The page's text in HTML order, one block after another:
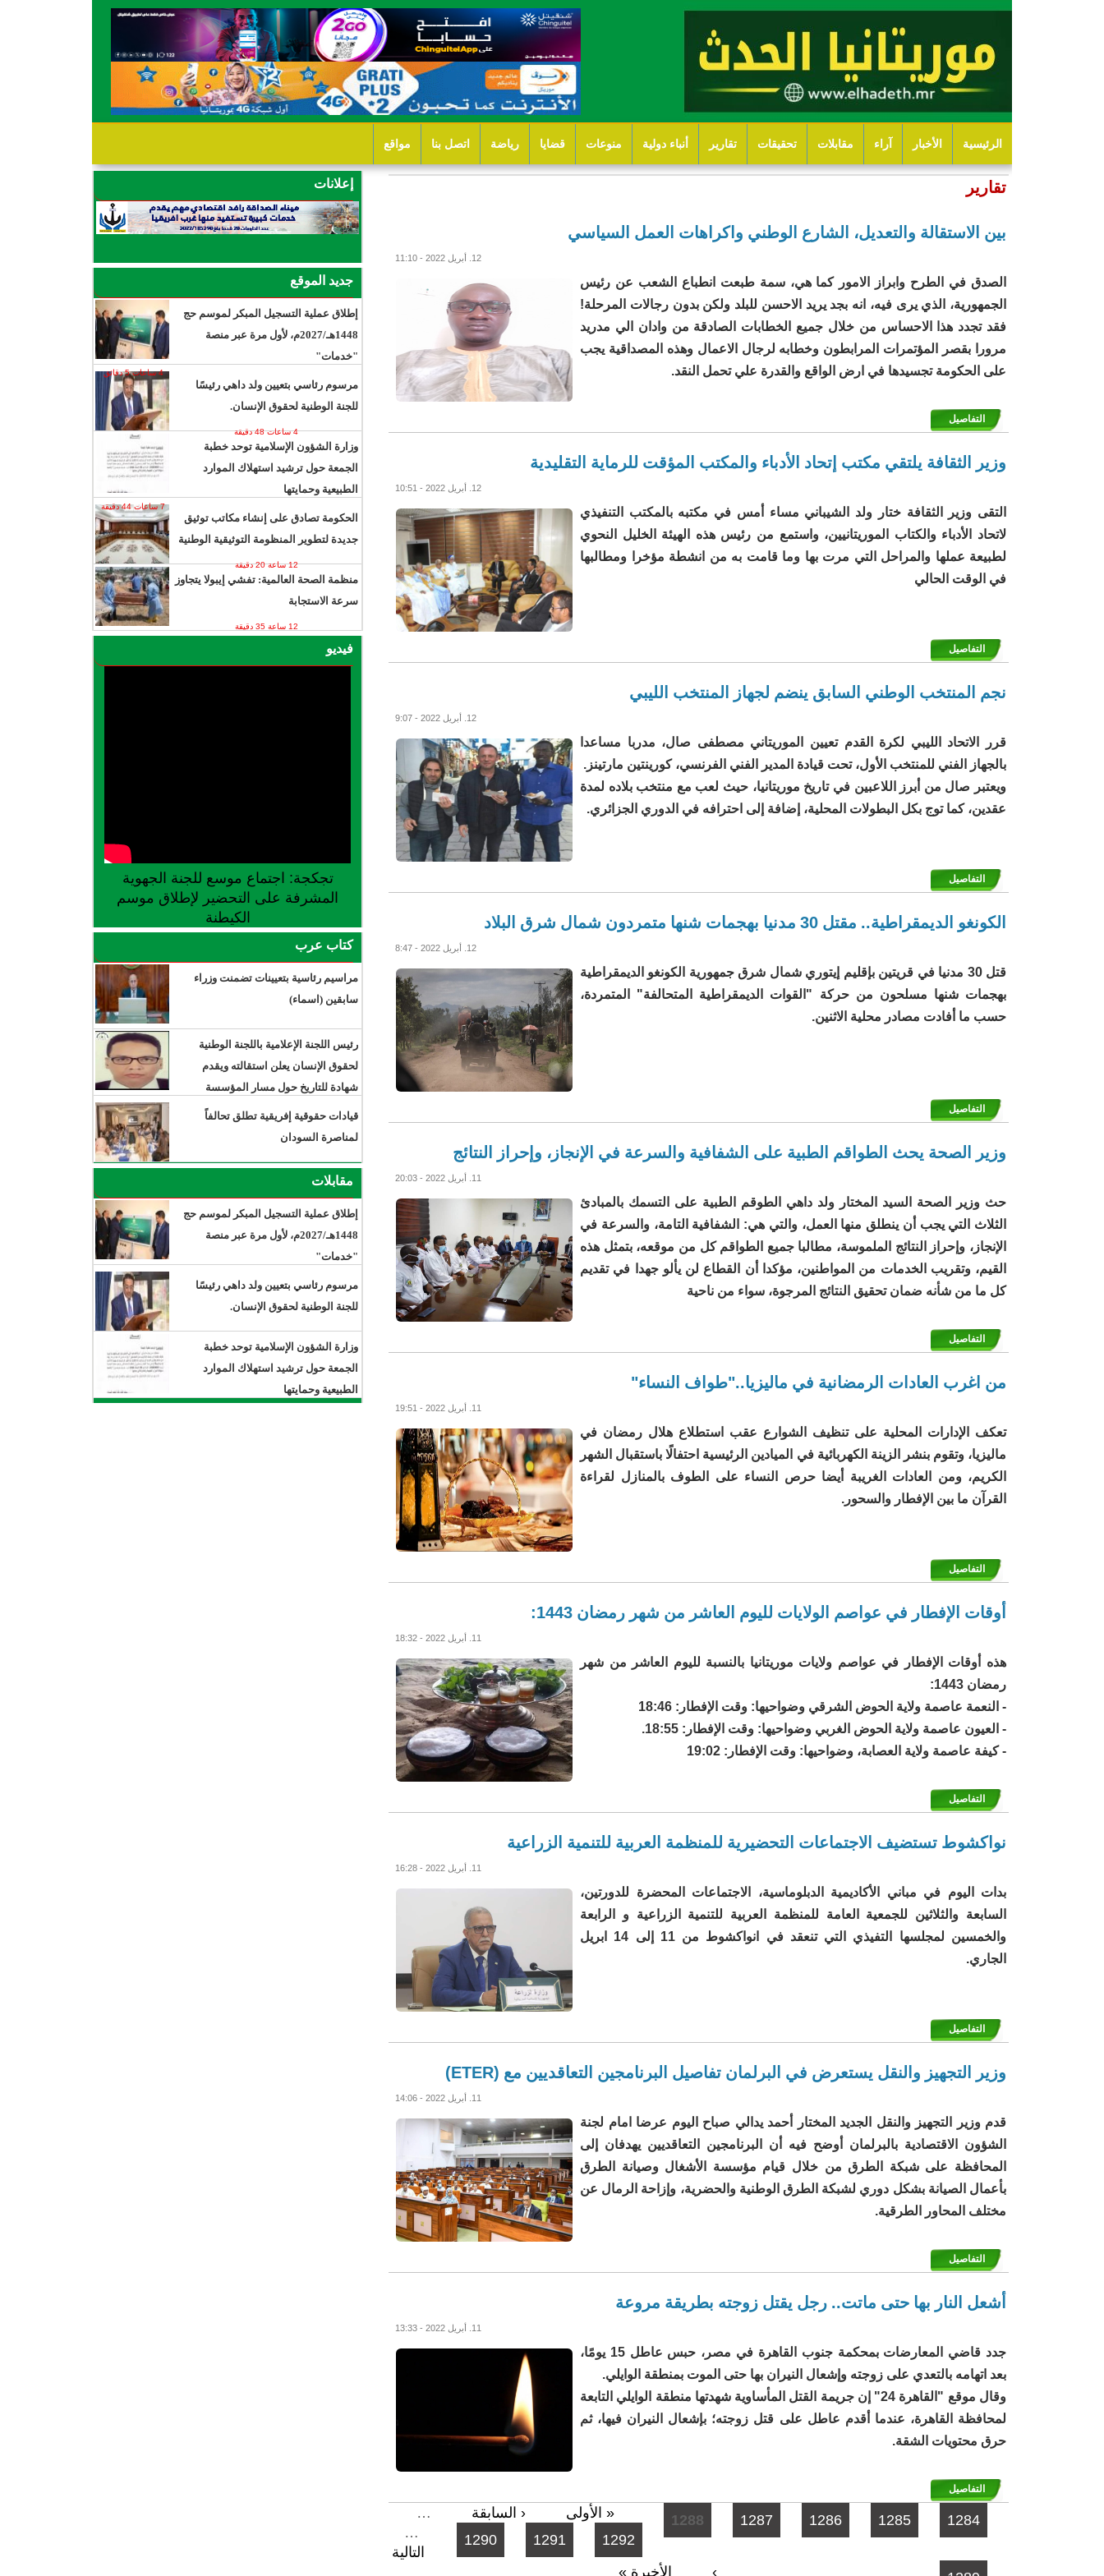
الرئيسية الأخبار آراء مقابلات تحقيقات تقارير أنباء دولية منوعات قضايا رياضة اتصل بنا مواقع
تقارير
بين الاستقالة والتعديل، الشارع الوطني واكراهات العمل السياسي
12. أبريل 2022 - 11:10
الصدق في الطرح وابراز الامور كما هي، سمة طبعت انطباع الشعب عن رئيس
الجمهورية، الذي يرى فيه، انه بجد يريد الاحسن للبلد ولكن بدون رجالات المرحلة!
فقد تجدد هذا الاحساس من خلال جميع الخطابات الصادقة من وادان الي مدريد
مرورا بقصر المؤتمرات المرابطون وخطابه لرجال الاعمال وهذه المصداقية يجب
على الحكومة تجسيدها في ارض الواقع والقدرة علي تحمل النقد.
التفاصيل
وزير الثقافة يلتقي مكتب إتحاد الأدباء والمكتب المؤقت للرماية التقليدية
12. أبريل 2022 - 10:51
التقى وزير الثقافة ختار ولد الشيباني مساء أمس في مكتبه بالمكتب التنفيذي
لاتحاد الأدباء والكتاب الموريتانيين، واستمع من رئيس هذه الهيئة الخليل النحوي
لطبيعة عملها والمراحل التي مرت بها وما قامت به من انشطة مؤخرا ومطالبها
في الوقت الحالي
التفاصيل
نجم المنتخب الوطني السابق ينضم لجهاز المنتخب الليبي
12. أبريل 2022 - 9:07
قرر الاتحاد الليبي لكرة القدم تعيين الموريتاني مصطفى صال، مدربا مساعدا
بالجهاز الفني للمنتخب الأول، تحت قيادة المدير الفني الفرنسي، كورينتين مارتينز.
ويعتبر صال من أبرز اللاعبين في تاريخ موريتانيا، حيث لعب مع منتخب بلاده لمدة
عقدين، كما توج بكل البطولات المحلية، إضافة إلى احترافه في الدوري الجزائري.
التفاصيل
الكونغو الديمقراطية.. مقتل 30 مدنيا بهجمات شنها متمردون شمال شرق البلاد
12. أبريل 2022 - 8:47
قتل 30 مدنيا في قريتين بإقليم إيتوري شمال شرق جمهورية الكونغو الديمقراطية
بهجمات شنها مسلحون من حركة "القوات الديمقراطية المتحالفة" المتمردة،
حسب ما أفادت مصادر محلية الاثنين.
التفاصيل
وزير الصحة يحث الطواقم الطبية على الشفافية والسرعة في الإنجاز، وإحراز النتائج
11. أبريل 2022 - 20:03
حث وزير الصحة السيد المختار ولد داهي الطوقم الطبية على التسمك بالمبادئ
الثلاث التي يجب أن ينطلق منها العمل، والتي هي: الشفافية التامة، والسرعة في
الإنجاز، وإحراز النتائج الملموسة، مطالبا جميع الطواقم كل من موقعه، بتمثل هذه
القيم، وتقريب الخدمات من المواطنين، مؤكدا أن القطاع لن يألو جهدا في تقديم
كل ما من شأنه ضمان تحقيق النتائج المرجوة، سواء من ناحية
التفاصيل
من اغرب العادات الرمضانية في ماليزيا.."طواف النساء"
11. أبريل 2022 - 19:51
تعكف الإدارات المحلية على تنظيف الشوارع عقب استطلاع هلال رمضان في
ماليزيا، وتقوم بنشر الزينة الكهربائية في الميادين الرئيسية احتفالًا باستقبال الشهر
الكريم، ومن العادات الغريبة أيضا حرص النساء على الطوف بالمنازل لقراءة
القرآن ما بين الإفطار والسحور.
التفاصيل
أوقات الإفطار في عواصم الولايات لليوم العاشر من شهر رمضان 1443:
11. أبريل 2022 - 18:32
هذه أوقات الإفطار في عواصم ولايات موريتانيا بالنسبة لليوم العاشر من شهر
رمضان 1443:
- النعمة عاصمة ولاية الحوض الشرقي وضواحيها: وقت الإفطار: 18:46
- العيون عاصمة ولاية الحوض الغربي وضواحيها: وقت الإفطار: 18:55.
- كيفة عاصمة ولاية العصابة، وضواحيها: وقت الإفطار: 19:02
التفاصيل
نواكشوط تستضيف الاجتماعات التحضيرية للمنظمة العربية للتنمية الزراعية
11. أبريل 2022 - 16:28
بدات اليوم في مباني الأكاديمية الدبلوماسية، الاجتماعات المحضرة للدورتين،
السابعة والثلاثين للجمعية العامة للمنظمة العربية للتنمية الزراعية و الرابعة
والخمسين لمجلسها التفيذي التي تنعقد في انواكشوط من 11 إلى 14 ابريل
الجاري.
التفاصيل
وزير التجهيز والنقل يستعرض في البرلمان تفاصيل البرنامجين التعاقديين مع (ETER)
11. أبريل 2022 - 14:06
قدم وزير التجهيز والنقل الجديد المختار أحمد يدالي صباح اليوم عرضا امام لجنة
الشؤون الاقتصادية بالبرلمان أوضح فيه أن البرنامجين التعاقديين يهدفان إلى
المحافظة على شبكة الطرق من خلال قيام مؤسسة الأشغال وصيانة الطرق
بأعمال الصيانة بشكل دوري لشبكة الطرق الوطنية والحضرية، وإزاحة الرمال عن
مختلف المحاور الطرقية.
التفاصيل
أشعل النار بها حتى ماتت.. رجل يقتل زوجته بطريقة مروعة
11. أبريل 2022 - 13:33
جدد قاضي المعارضات بمحكمة جنوب القاهرة في مصر، حبس عاطل 15 يومًا،
بعد اتهامه بالتعدي على زوجته وإشعال النيران بها حتى الموت بمنطقة الوايلي.
وقال موقع "القاهرة 24" إن جريمة القتل المأساوية شهدتها منطقة الوايلي التابعة
لمحافظة القاهرة، عندما أقدم عاطل على قتل زوجته؛ بإشعال النيران فيها، ثم
حرق محتويات الشقة.
التفاصيل
الصفحات « الأولى ‹ السابقة … 1284
1285
1286
1287
1288
1290 1291 1292
…
التالية
›
الأخيرة »
إعلانات
جديد الموقع
إطلاق عملية التسجيل المبكر لموسم حج
1448هـ/2027م، لأول مرة عبر منصة
"خدمات"
4 ساعات 5 دقائق
مرسوم رئاسي بتعيين ولد داهي رئيسًا
للجنة الوطنية لحقوق الإنسان.
4 ساعات 48 دقيقة
وزارة الشؤون الإسلامية توحد خطبة
الجمعة حول ترشيد استهلاك الموارد
الطبيعية وحمايتها
7 ساعات 44 دقيقة
الحكومة تصادق على إنشاء مكاتب توثيق
جديدة لتطوير المنظومة التوثيقية الوطنية
12 ساعة 20 دقيقة
منظمة الصحة العالمية: تفشي إيبولا يتجاوز
سرعة الاستجابة
12 ساعة 35 دقيقة
فيديو
تجكجة: اجتماع موسع للجنة الجهوية
المشرفة على التحضير لإطلاق موسم
الكيطنة
كتاب عرب
مراسيم رئاسية بتعيينات تضمنت وزراء
سابقين (اسماء)
رئيس اللجنة الإعلامية باللجنة الوطنية
لحقوق الإنسان يعلن استقالته ويقدم
شهادة للتاريخ حول مسار المؤسسة
قيادات حقوقية إفريقية تطلق تحالفاً
لمناصرة السودان
مقابلات
إطلاق عملية التسجيل المبكر لموسم حج
1448هـ/2027م، لأول مرة عبر منصة
"خدمات"
مرسوم رئاسي بتعيين ولد داهي رئيسًا
للجنة الوطنية لحقوق الإنسان.
وزارة الشؤون الإسلامية توحد خطبة
الجمعة حول ترشيد استهلاك الموارد
الطبيعية وحمايتها